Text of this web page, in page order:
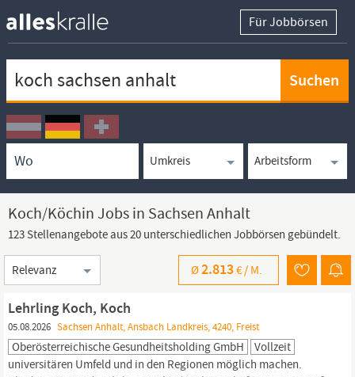
Für Jobbörsen
Ortssuche
Umkreissuche
Arbeitsform
Koch/Köchin Jobs in Sachsen Anhalt
123 Stellenangebote aus 20 unterschiedlichen Jobbörsen gebündelt.
Sortierung
Ø2.813€ / M.
Lehrling Koch, Koch
05.08.2026 Sachsen Anhalt, Ansbach Landkreis, 4240, Freist
Oberösterreichische Gesundheitsholding GmbH
Vollzeit
universitären Umfeld und in den Regionen möglich machen.